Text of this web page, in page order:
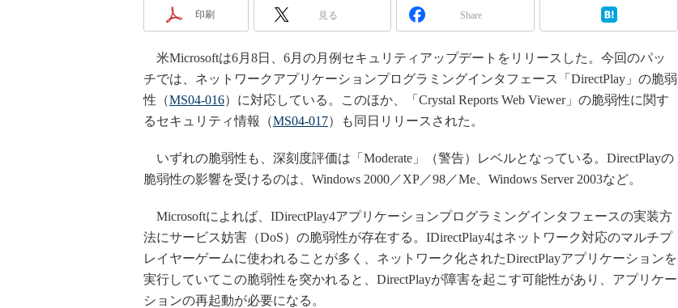
印刷 見る Share
米Microsoftは6月8日、6月の月例セキュリティアップデートをリリースした。今回のパッ
チでは、ネットワークアプリケーションプログラミングインタフェース「DirectPlay」の脆弱
性（MS04-016）に対応している。このほか、「Crystal Reports Web Viewer」の脆弱性に関す
るセキュリティ情報（MS04-017）も同日リリースされた。
いずれの脆弱性も、深刻度評価は「Moderate」（警告）レベルとなっている。DirectPlayの
脆弱性の影響を受けるのは、Windows 2000／XP／98／Me、Windows Server 2003など。
Microsoftによれば、IDirectPlay4アプリケーションプログラミングインタフェースの実装方
法にサービス妨害（DoS）の脆弱性が存在する。IDirectPlay4はネットワーク対応のマルチプ
レイヤーゲームに使われることが多く、ネットワーク化されたDirectPlayアプリケーションを
実行していてこの脆弱性を突かれると、DirectPlayが障害を起こす可能性があり、アプリケー
ションの再起動が必要になる。